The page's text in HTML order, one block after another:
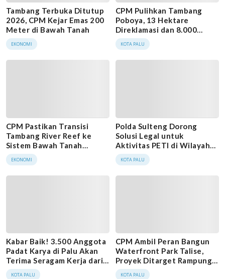
Tambang Terbuka Ditutup
2026, CPM Kejar Emas 200
Meter di Bawah Tanah
EKONOMI
CPM Pulihkan Tambang
Poboya, 13 Hektare
Direklamasi dan 8.000
Pohon Ditanam
KOTA PALU
CPM Pastikan Transisi
Tambang River Reef ke
Sistem Bawah Tanah
Dimulai Usai Open Pit
Berakhir
EKONOMI
Polda Sulteng Dorong
Solusi Legal untuk
Aktivitas PETI di Wilayah
Konsesi PT CPM, Jika Tidak
KOTA PALU
Kabar Baik! 3.500 Anggota
Padat Karya di Palu Akan
Terima Seragam Kerja dari
CPM
KOTA PALU
CPM Ambil Peran Bangun
Waterfront Park Talise,
Proyek Ditarget Rampung
Tahun 2028
KOTA PALU